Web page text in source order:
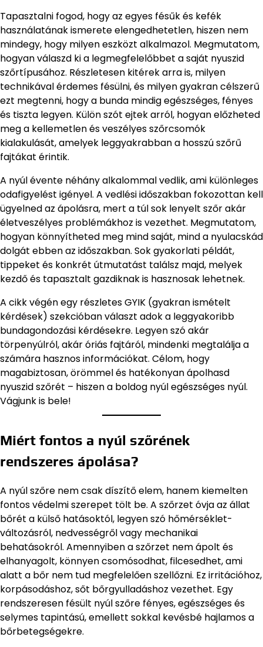
Tapasztalni fogod, hogy az egyes fésűk és kefék
használatának ismerete elengedhetetlen, hiszen nem
mindegy, hogy milyen eszközt alkalmazol. Megmutatom,
hogyan válaszd ki a legmegfelelőbbet a saját nyuszid
szőrtípusához. Részletesen kitérek arra is, milyen
technikával érdemes fésülni, és milyen gyakran célszerű
ezt megtenni, hogy a bunda mindig egészséges, fényes
és tiszta legyen. Külön szót ejtek arról, hogyan előzheted
meg a kellemetlen és veszélyes szőrcsomók
kialakulását, amelyek leggyakrabban a hosszú szőrű
fajtákat érintik.
A nyúl évente néhány alkalommal vedlik, ami különleges
odafigyelést igényel. A vedlési időszakban fokozottan kell
ügyelned az ápolásra, mert a túl sok lenyelt szőr akár
életveszélyes problémákhoz is vezethet. Megmutatom,
hogyan könnyítheted meg mind saját, mind a nyulacskád
dolgát ebben az időszakban. Sok gyakorlati példát,
tippeket és konkrét útmutatást találsz majd, melyek
kezdő és tapasztalt gazdiknak is hasznosak lehetnek.
A cikk végén egy részletes GYIK (gyakran ismételt
kérdések) szekcióban választ adok a leggyakoribb
bundagondozási kérdésekre. Legyen szó akár
törpenyúlról, akár óriás fajtáról, mindenki megtalálja a
számára hasznos információkat. Célom, hogy
magabiztosan, örömmel és hatékonyan ápolhasd
nyuszid szőrét – hiszen a boldog nyúl egészséges nyúl.
Vágjunk is bele!
Miért fontos a nyúl szőrének
rendszeres ápolása?
A nyúl szőre nem csak díszítő elem, hanem kiemelten
fontos védelmi szerepet tölt be. A szőrzet óvja az állat
bőrét a külső hatásoktól, legyen szó hőmérséklet-
változásról, nedvességről vagy mechanikai
behatásokról. Amennyiben a szőrzet nem ápolt és
elhanyagolt, könnyen csomósodhat, filcesedhet, ami
alatt a bőr nem tud megfelelően szellőzni. Ez irritációhoz,
korpásodáshoz, sőt bőrgyulladáshoz vezethet. Egy
rendszeresen fésült nyúl szőre fényes, egészséges és
selymes tapintású, emellett sokkal kevésbé hajlamos a
bőrbetegségekre.